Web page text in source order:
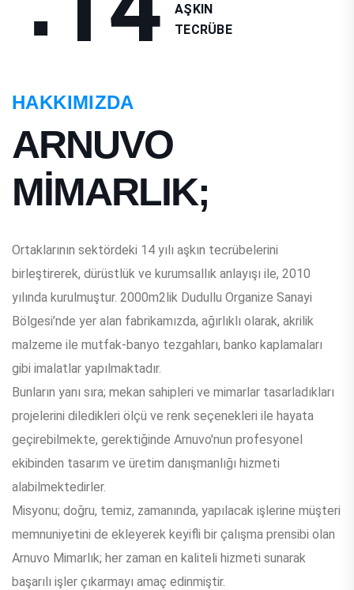
AŞKIN
TECRÜBE
HAKKIMIZDA
ARNUVO
MİMARLIK;
Ortaklarının sektördeki 14 yılı aşkın tecrübelerini
birleştirerek, dürüstlük ve kurumsallık anlayışı ile, 2010
yılında kurulmuştur. 2000m2lik Dudullu Organize Sanayi
Bölgesi’nde yer alan fabrikamızda, ağırlıklı olarak, akrilik
malzeme ile mutfak-banyo tezgahları, banko kaplamaları
gibi imalatlar yapılmaktadır.
Bunların yanı sıra; mekan sahipleri ve mimarlar tasarladıkları
projelerini diledikleri ölçü ve renk seçenekleri ile hayata
geçirebilmekte, gerektiğinde Arnuvo'nun profesyonel
ekibinden tasarım ve üretim danışmanlığı hizmeti
alabilmektedirler.
Misyonu; doğru, temiz, zamanında, yapılacak işlerine müşteri
memnuniyetini de ekleyerek keyifli bir çalışma prensibi olan
Arnuvo Mimarlık; her zaman en kaliteli hizmeti sunarak
başarılı işler çıkarmayı amaç edinmiştir.